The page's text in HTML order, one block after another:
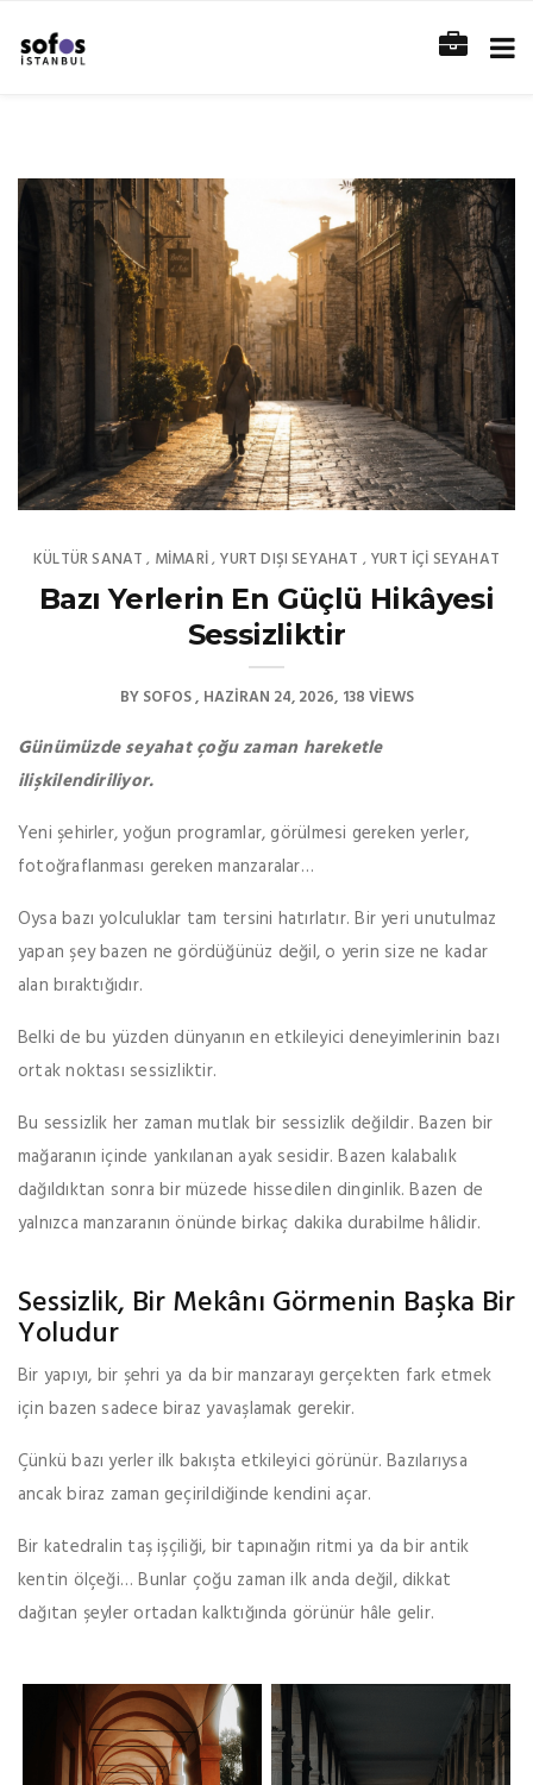
KÜLTÜR SANAT , MIMARI, YURT DIŞI SEYAHAT , YURT İÇİ SEYAHAT
Bazı Yerlerin En Güçlü Hikâyesi
Sessizliktir
BYSOFOS HAZIRAN 24, 2026 138 VIEWS
Günümüzde seyahat çoğu zaman hareketle
ilişkilendiriliyor.
Yeni şehirler, yoğun programlar, görülmesi gereken yerler,
fotoğraflanması gereken manzaralar…
Oysa bazı yolculuklar tam tersini hatırlatır. Bir yeri unutulmaz
yapan şey bazen ne gördüğünüz değil, o yerin size ne kadar
alan bıraktığıdır.
Belki de bu yüzden dünyanın en etkileyici deneyimlerinin bazı
ortak noktası sessizliktir.
Bu sessizlik her zaman mutlak bir sessizlik değildir. Bazen bir
mağaranın içinde yankılanan ayak sesidir. Bazen kalabalık
dağıldıktan sonra bir müzede hissedilen dinginlik. Bazen de
yalnızca manzaranın önünde birkaç dakika durabilme hâlidir.
Sessizlik, Bir Mekânı Görmenin Başka Bir
Yoludur
Bir yapıyı, bir şehri ya da bir manzarayı gerçekten fark etmek
için bazen sadece biraz yavaşlamak gerekir.
Çünkü bazı yerler ilk bakışta etkileyici görünür. Bazılarıysa
ancak biraz zaman geçirildiğinde kendini açar.
Bir katedralin taş işçiliği, bir tapınağın ritmi ya da bir antik
kentin ölçeği… Bunlar çoğu zaman ilk anda değil, dikkat
dağıtan şeyler ortadan kalktığında görünür hâle gelir.